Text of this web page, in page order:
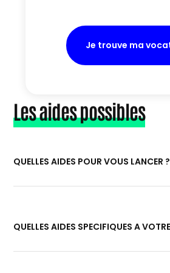
Je trouve ma
Les aides possibles
QUELLES AIDES POUR VOUS LANCER ?
financières :“Quels prêts
entreprise ?”
QUELLES AIDES SPECIFIQUES A